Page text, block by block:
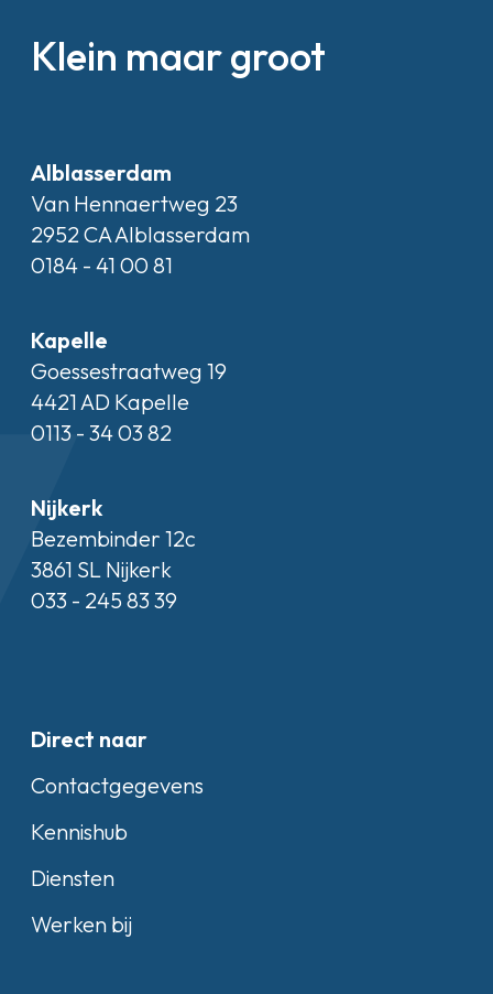
Klein maar groot
Alblasserdam
Van Hennaertweg 23
2952 CA Alblasserdam
0184 - 41 00 81
Kapelle
Goessestraatweg 19
4421 AD Kapelle
0113 - 34 03 82
Nijkerk
Bezembinder 12c
3861 SL Nijkerk
033 - 245 83 39
Direct naar
Contactgegevens
Kennishub
Diensten
Werken bij